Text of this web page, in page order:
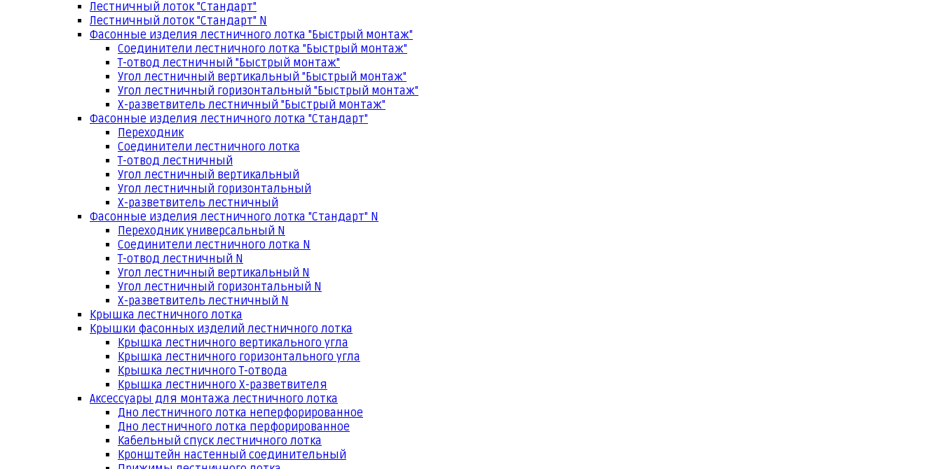
Лестничный лоток "Стандарт"
Лестничный лоток "Стандарт" N
Фасонные изделия лестничного лотка "Быстрый монтаж"
Соединители лестничного лотка "Быстрый монтаж"
Т-отвод лестничный "Быстрый монтаж"
Угол лестничный вертикальный "Быстрый монтаж"
Угол лестничный горизонтальный "Быстрый монтаж"
Х-разветвитель лестничный "Быстрый монтаж"
Фасонные изделия лестничного лотка "Стандарт"
Переходник
Соединители лестничного лотка
Т-отвод лестничный
Угол лестничный вертикальный
Угол лестничный горизонтальный
Х-разветвитель лестничный
Фасонные изделия лестничного лотка "Стандарт" N
Переходник универсальный N
Соединители лестничного лотка N
Т-отвод лестничный N
Угол лестничный вертикальный N
Угол лестничный горизонтальный N
Х-разветвитель лестничный N
Крышка лестничного лотка
Крышки фасонных изделий лестничного лотка
Крышка лестничного вертикального угла
Крышка лестничного горизонтального угла
Крышка лестничного Т-отвода
Крышка лестничного Х-разветвителя
Аксессуары для монтажа лестничного лотка
Дно лестничного лотка неперфорированное
Дно лестничного лотка перфорированное
Кабельный спуск лестничного лотка
Кронштейн настенный соединительный